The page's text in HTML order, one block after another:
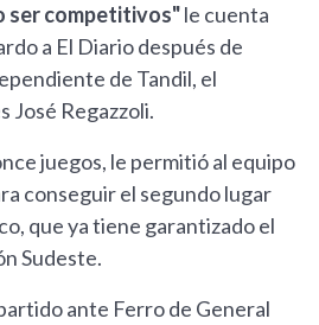
ser competitivos"le cuenta
a El Diario después de
de Tandil, el
José Regazzoli.
juegos, le permitió al equipo
conseguir el segundo lugar
que ya tiene garantizado el
Sudeste.
ante Ferro de General